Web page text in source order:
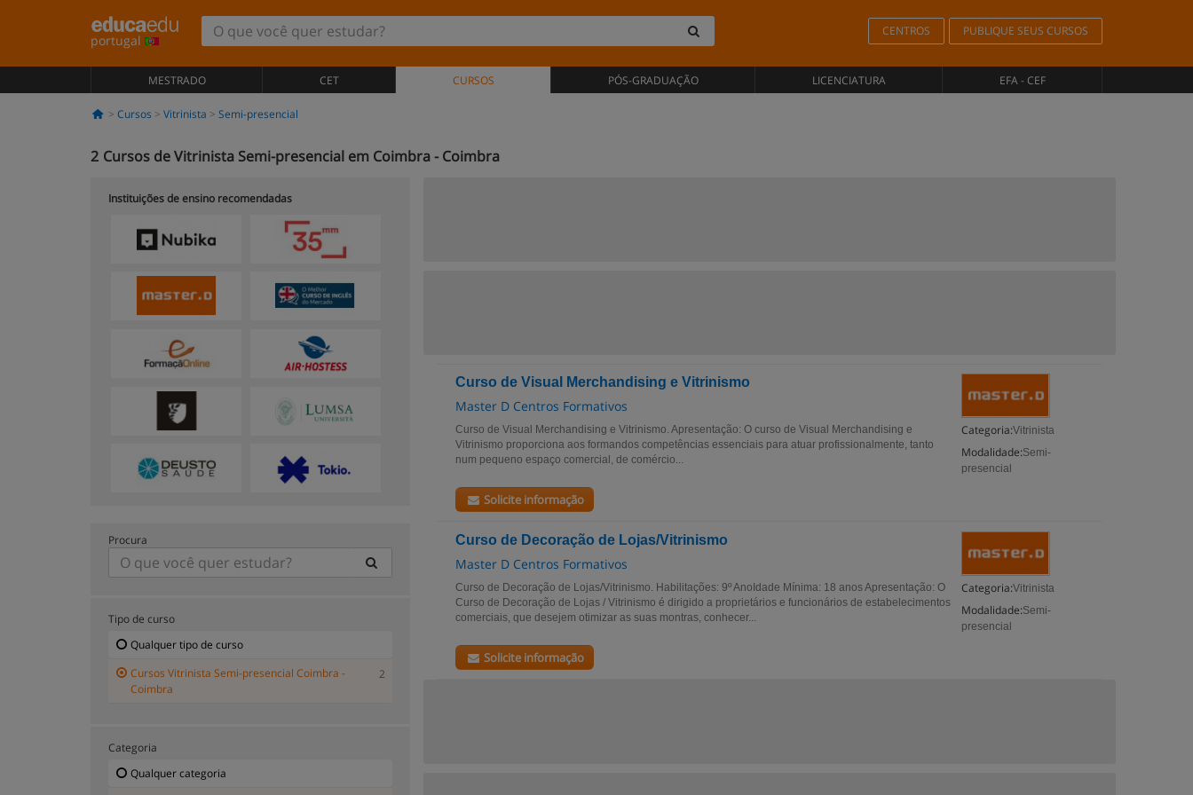
portugal
CENTROS PUBLIQUE SEUS CURSOS
MESTRADO CET CURSOS PÓS-GRADUAÇÃO LICENCIATURA EFA - CEF
Cursos Vitrinista Semi-presencial
2 Cursos de Vitrinista Semi-presencial em Coimbra - Coimbra
Curso de Visual Merchandising e Vitrinismo
Master D Centros Formativos
Categoria:Vitrinista
Modalidade:Semi-
presencial
Curso de Visual Merchandising e Vitrinismo. Apresentação: O curso de Visual Merchandising e
Vitrinismo proporciona aos formandos competências essenciais para atuar profissionalmente, tanto
num pequeno espaço comercial, de comércio...
Solicite informação
Curso de Decoração de Lojas/Vitrinismo
Master D Centros Formativos
Categoria:Vitrinista
Modalidade:Semi-
presencial
Curso de Decoração de Lojas/Vitrinismo. Habilitações: 9º AnoIdade Mínima: 18 anos Apresentação: O
Curso de Decoração de Lojas / Vitrinismo é dirigido a proprietários e funcionários de estabelecimentos
comerciais, que desejem otimizar as suas montras, conhecer...
Solicite informação
Instituições de ensino recomendadas
Procura
Tipo de curso
Qualquer tipo de curso
Cursos Vitrinista Semi-presencial Coimbra -
Coimbra
2
Categoria
Qualquer categoria